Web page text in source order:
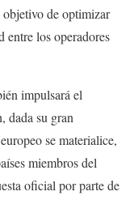
objetivo de optimizar
entre los operadores
impulsará el
dada su gran
se materialice,
miembros del
oficial por parte de